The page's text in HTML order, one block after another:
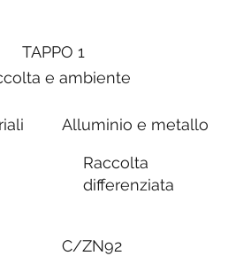
TAPPO 1
e ambiente
Alluminio e metallo
Raccolta
differenziata
C/ZN92